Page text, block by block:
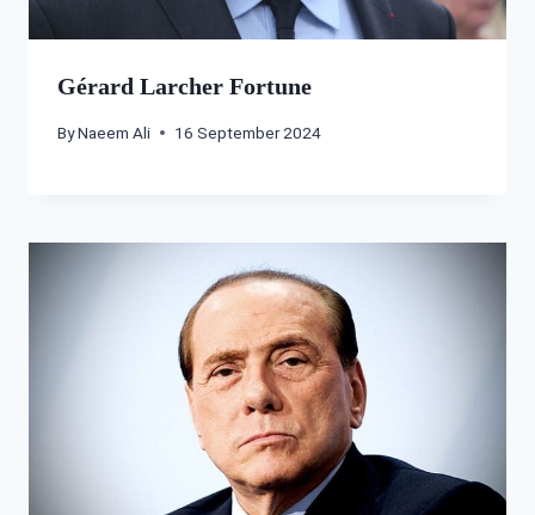
Gérard Larcher Fortune
ByNaeem Ali 16 September 2024